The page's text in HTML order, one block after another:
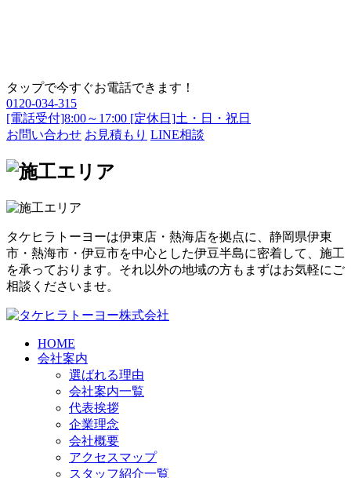
タップで今すぐお電話できます！
0120-034-315
[電話受付]8:00～17:00 [定休日]土・日・祝日
お問い合わせ お見積もり LINE相談
タケヒラトーヨーは伊東店・熱海店を拠点に、静岡県伊東
市・熱海市・伊豆市を中心とした伊豆半島に密着して、施工
を承っております。それ以外の地域の方もまずはお気軽にご
相談くださいませ。
HOME
会社案内
選ばれる理由
会社案内一覧
代表挨拶
企業理念
会社概要
アクセスマップ
スタッフ紹介一覧